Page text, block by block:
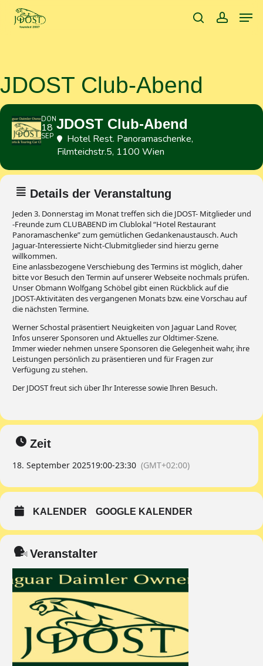
Skip
search
JDOST Club-Abend
DON
18
SEP
JDOST Club-Abend
Hotel Rest. Panoramaschenke,
Filmteichstr.5, 1100 Wien
Details der Veranstaltung
Jeden 3. Donnerstag im Monat treffen sich die JDOST- Mitglieder und
-Freunde zum CLUBABEND im Clublokal “Hotel Restaurant
Panoramaschenke” zum gemütlichen Gedankenaustausch. Auch
Jaguar-Interessierte Nicht-Clubmitglieder sind hierzu gerne
willkommen.
Eine anlassbezogene Verschiebung des Termins ist möglich, daher
bitte vor Besuch den Termin auf unserer Webseite nochmals prüfen.
Unser Obmann Wolfgang Schöbel gibt einen Rückblick auf die
JDOST-Aktivitäten des vergangenen Monats bzw. eine Vorschau auf
die nächsten Termine.
Werner Schostal präsentiert Neuigkeiten von Jaguar Land Rover,
Infos unserer Sponsoren und Aktuelles zur Oldtimer-Szene.
Immer wieder nehmen unsere Sponsoren die Gelegenheit wahr, ihre
Leistungen persönlich zu präsentieren und für Fragen zur
Verfügung zu stehen.
Der JDOST freut sich über Ihr Interesse sowie Ihren Besuch.
Zeit
18. September 202519:00-23:30 (GMT+02:00)
KALENDER GOOGLE KALENDER
Veranstalter